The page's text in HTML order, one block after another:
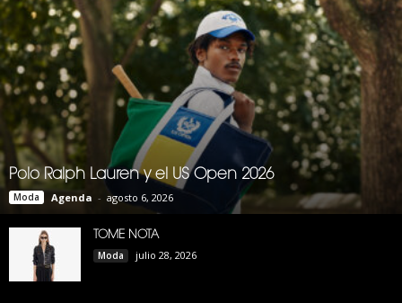
Polo Ralph Lauren y el US Open 2026
Moda Agenda - agosto 6, 2026
TOME NOTA
Moda julio 28, 2026